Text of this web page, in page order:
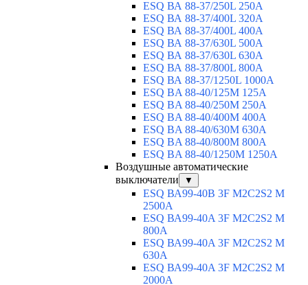
ESQ ВА 88-37/250L 250A
ESQ ВА 88-37/400L 320A
ESQ ВА 88-37/400L 400A
ESQ ВА 88-37/630L 500A
ESQ ВА 88-37/630L 630A
ESQ ВА 88-37/800L 800A
ESQ ВА 88-37/1250L 1000A
ESQ BA 88-40/125M 125A
ESQ BA 88-40/250M 250A
ESQ BA 88-40/400M 400A
ESQ BA 88-40/630М 630A
ESQ BA 88-40/800M 800A
ESQ BA 88-40/1250М 1250A
Воздушные автоматические
выключатели
▼
ESQ ВА99-40B 3F M2C2S2 M
2500A
ESQ ВА99-40A 3F M2C2S2 М
800A
ESQ ВА99-40A 3F M2C2S2 М
630A
ESQ ВА99-40A 3F M2C2S2 М
2000A